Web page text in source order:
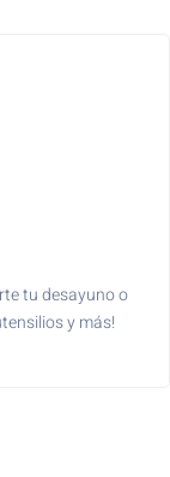
tu desayuno o
y más!